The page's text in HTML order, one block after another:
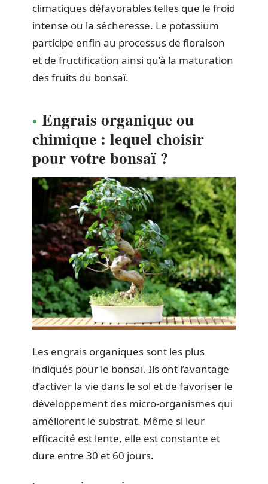
climatiques défavorables telles que le froid
intense ou la sécheresse. Le potassium
participe enfin au processus de floraison
et de fructification ainsi qu’à la maturation
des fruits du bonsaï.
Engrais organique ou
chimique : lequel choisir
pour votre bonsaï ?
Les engrais organiques sont les plus
indiqués pour le bonsaï. Ils ont l’avantage
d’activer la vie dans le sol et de favoriser le
développement des micro-organismes qui
améliorent le substrat. Même si leur
efficacité est lente, elle est constante et
dure entre 30 et 60 jours.